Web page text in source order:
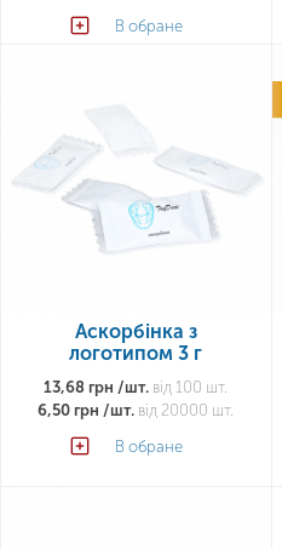
В обране
Аскорбінка з
логотипом 3 г
13,68 грн /шт. від 100 шт.
6,50 грн /шт. від 20000 шт.
В обране